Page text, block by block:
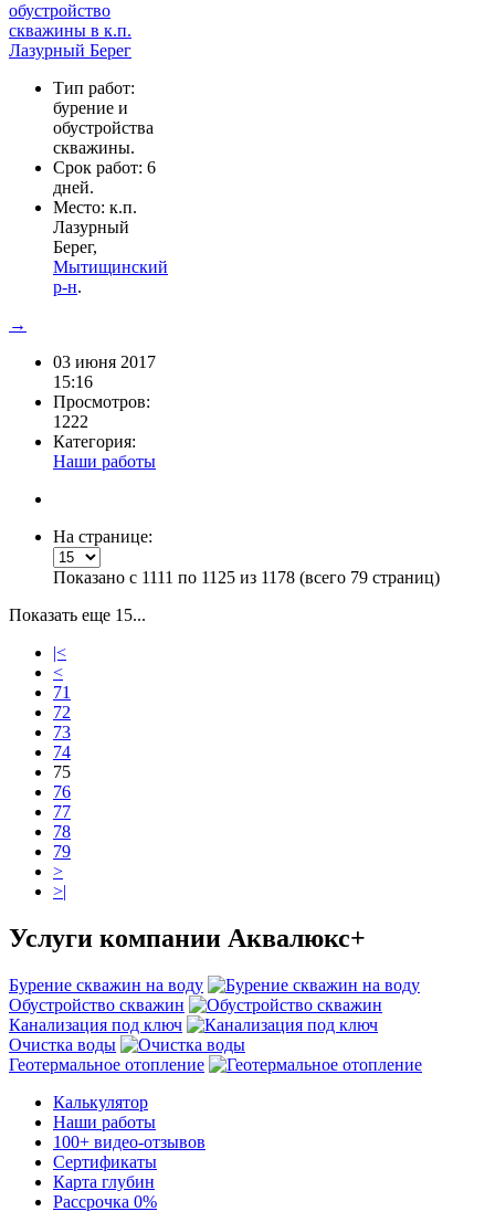
Тип работ:
бурение и
обустройства
скважины.
Срок работ: 6
дней.
Место: к.п.
Лазурный
Берег,
Мытищинский
р-н.
→
03 июня 2017
15:16
Просмотров:
1222
Категория:
Наши работы
На странице:
Показано с 1111 по 1125 из 1178 (всего 79 страниц)
Показать еще 15...
|<
<
71
72
73
74
75
76
77
78
79
>
>|
Услуги компании Аквалюкс+
Бурение скважин на воду
Обустройство скважин
Канализация под ключ
Очистка воды
Геотермальное отопление
Калькулятор
Наши работы
100+ видео-отзывов
Сертификаты
Карта глубин
Рассрочка 0%